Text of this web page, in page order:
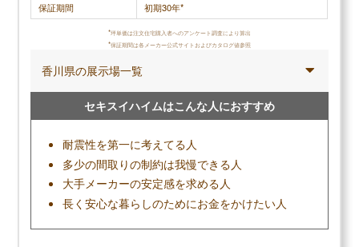
部が多い事が影響しているのか、期待していたより
断熱性はなく、普通に夏は暑く冬は寒いのは残念。
仕事も丁寧でさすが大手だと感じました。断熱性さ
えあれば大満足だったと思います。
くれました
調査概要
調査方法：インターネット調査
調査対象：三井ホームで注文住宅を建てた人
保証期間
初期30年*
*坪単価は注文住宅購入者へのアンケート調査により算出
*保証期間は各メーカー公式サイトおよびカタログ値参照
香川県の展示場一覧
セキスイハイムはこんな人におすすめ
耐震性を第一に考えてる人
多少の間取りの制約は我慢できる人
大手メーカーの安定感を求める人
長く安心な暮らしのためにお金をかけたい人